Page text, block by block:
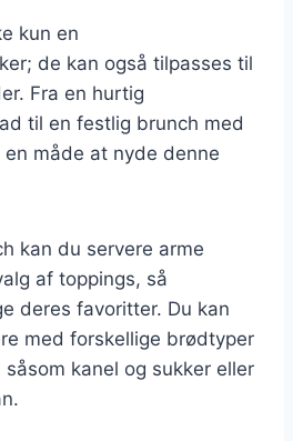
kun en
de kan også tilpasses til
Fra en hurtig
til en festlig brunch med
måde at nyde denne
kan du servere arme
af toppings, så
deres favoritter. Du kan
med forskellige brødtyper
kanel og sukker eller